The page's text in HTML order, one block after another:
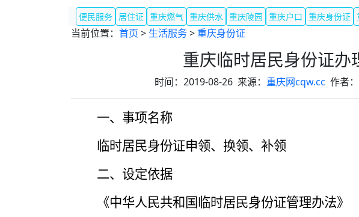
便民服务 居住证 重庆燃气 重庆供水 重庆陵园 重庆户口 重庆身份证
当前位置： 首页 > 生活服务> 重庆身份证
重庆临时居民身份证办
时间：2019-08-26 来源： 重庆网cqw.cc 作者：
一、事项名称
临时居民身份证申领、换领、补领
二、设定依据
《中华人民共和国临时居民身份证管理办法》